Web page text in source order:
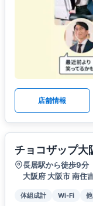
店舗情報
チョコザップ大
長居駅から徒歩9分
大阪府 大阪市 南住
体組成計 Wi-Fi